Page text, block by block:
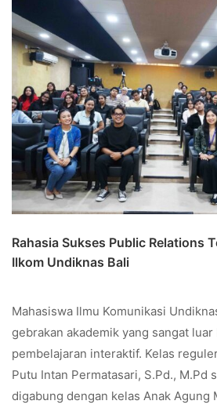
Rahasia Sukses Public Relations
Ilkom Undiknas Bali
Mahasiswa Ilmu Komunikasi
gebrakan akademik yang sangat
pembelajaran interaktif. Kelas
Putu Intan Permatasari, S.Pd., M.Pd
digabung dengan kelas Anak Agung